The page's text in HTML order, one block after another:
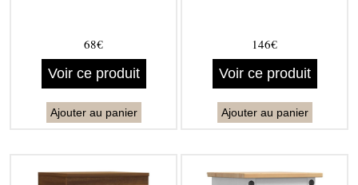
68€
Voir ce produit
Ajouter au panier
146€
Voir ce produit
Ajouter au panier